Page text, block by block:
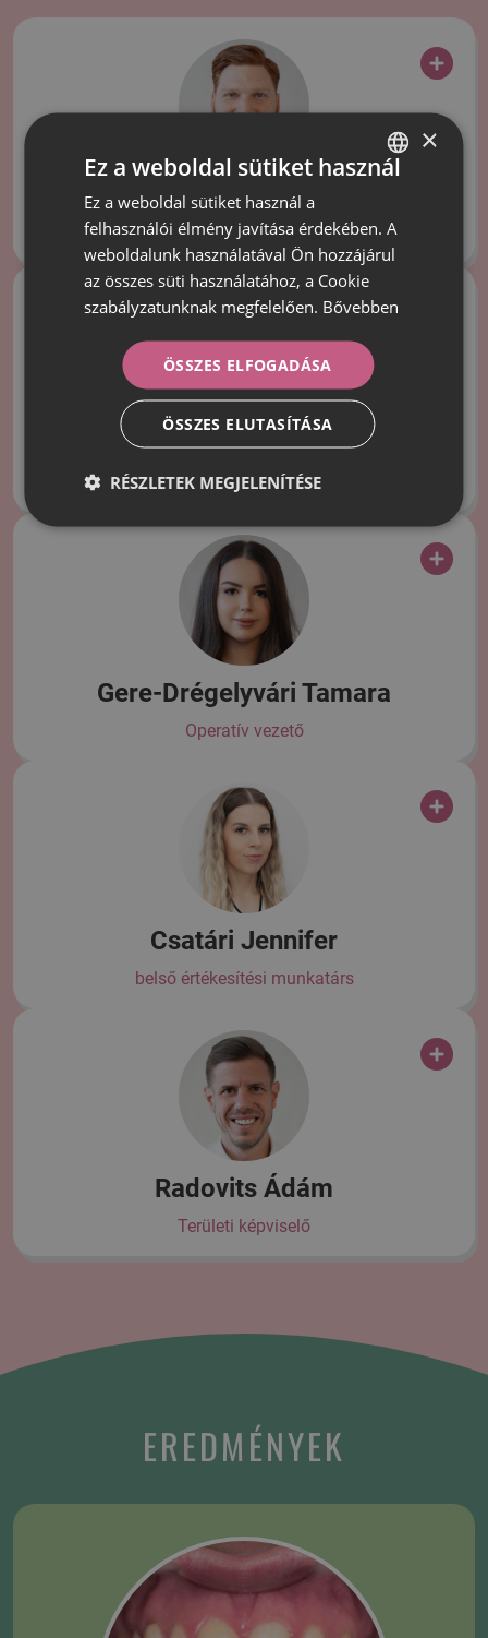
Gere András
Ügyvezető
Gere Bálint
Ügyvezető
Gere-Drégelyvári Tamara
Operatív vezető
Csatári Jennifer
belső értékesítési munkatárs
Radovits Ádám
Területi képviselő
EREDMÉNYEK
ROMANIAN
×
Ez a weboldal sütiket használ
Ez a weboldal sütiket használ a
felhasználói élmény javítása érdekében. A
weboldalunk használatával Ön hozzájárul
az összes süti használatához, a Cookie
szabályzatunknak megfelelően. Bővebben
ÖSSZES ELFOGADÁSA
ÖSSZES ELUTASÍTÁSA
RÉSZLETEK MEGJELENÍTÉSE